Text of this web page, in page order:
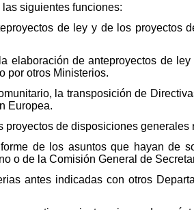
siguientes funciones:
de ley y de los proyectos
elaboración de anteproyectos de
por otros Ministerios.
la transposición de
Europea.
de disposiciones
de los asuntos que hayan de
o de la Comisión General de
antes indicadas con otros